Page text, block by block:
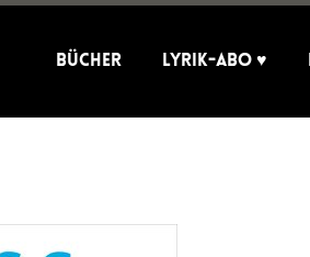
Bücher Lyrik-Abo ♥